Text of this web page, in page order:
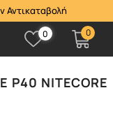
0 0
P40 NITECORE